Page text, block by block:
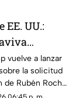
EE. UU.:
contra
Moya y
vuelve a lanzar
la solicitud
de Rubén Rocha
Inzunza.